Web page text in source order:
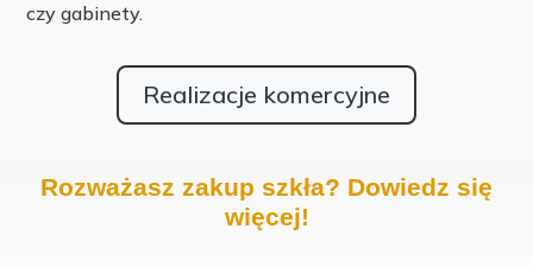
czy gabinety.
Realizacje komercyjne
Rozważasz zakup szkła? Dowiedz się
więcej!